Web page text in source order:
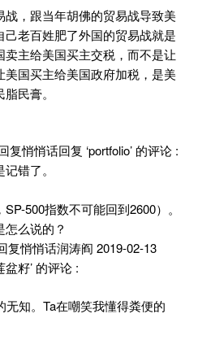
战，跟当年胡佛的贸易战导致美
老百姓肥了外国的贸易战就是
主给美国买主交税，而不是让
国买主给美国政府加税，是美
民膏。
复悄悄话回复 ‘portfolio’ 的评论 :
错了。
500指数不可能回到2600）。
么说的？
复悄悄话润涛阎 2019-02-13
籽’ 的评论 :
知。Ta在嘲笑我懂得粪便的